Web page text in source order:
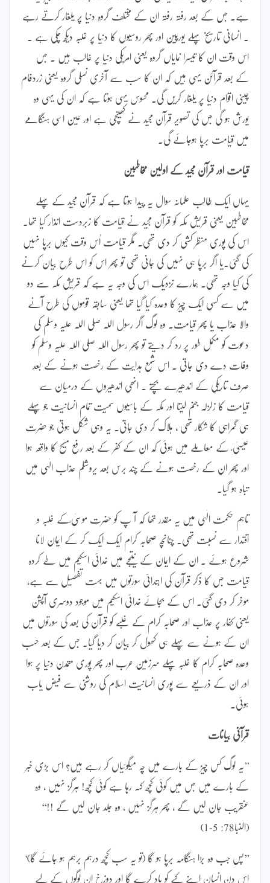
ہے۔ جس کے بعد رفتہ رفتہ ان کے مختلف گروہ دنیا پر یلغار کرتے رہے
۔ انسانی تاریخ پہلے یورپین اور پھر روسیوں کا دنیا پر غلبہ دیکھ چکی ہے ۔
اس وقت ان کا تیسرا نمایاں گروہ یعنی امریکی دنیا پر غالب ہیں ۔ جس
کے بعد قرآئن یہی ہیں کہ ان کا سب سے آخری نسلی گروہ یعنی زردفام
چینی اقوام دنیا پر یلغار کریں گی۔ محسوس یہی ہوتا ہے کہ ان کی یہی وہ
یورش ہو گی جس کی تصویر قرآن مجید نے کھینچی ہے اور عین اسی ہنگامے
میں قیامت برپا ہوجائے گی۔
قیامت اور قرآن مجید کے اولین مخاطبین
یہاں ایک طالب علمانہ سوال یہ پیدا ہوتا ہے کہ قرآن مجید کے پہلے
مخاطبین یعنی قریش مکہ کو قرآن مجید نے قیامت کا زبردست انذار کیا تھا۔
اس کی پوری منظر کشی کر دی تھی۔ مگر قیامت اُس وقت کیوں برپا نہیں
کی گئی۔یا اگر برپا ہی نہیں کی جانی تھی تو پھر اس کو اس طرح بیان کرنے
کی کیا وجہ تھی۔ ہمارے نزدیک اس کی وجہ یہ ہے کہ قریش مکہ سے دو
میں سے کسی ایک چیز کا وعدہ کیا گیا تھا یعنی سابقہ قوموں کی طرح آنے
والا عذاب یا پھر قیامت۔ وہ لوگ اگر رسول اللہ صلی اللہ علیہ وسلم کی
دعوت کو مکمل طور پر رد کر دیتے تو پھر رسول اللہ صلی اللہ علیہ وسلم کو
وفات دے دی جاتی ۔ اس شمع ہدایت کے رخصت ہونے کے بعد
صرف تاریکی کے اندھیرے بچتے ۔ انھی اندھیروں کے درمیان سے
قیامت کا زلزلہ جنم لیتا اور مکہ کے باسیوں سمیت تمام انسانیت جو پہلے
ہی گمراہی کا شکار تھی ، ہلاک کر دی جاتی۔ یہ وہی شکل ہوتی جو حضرت
عیسیٰ ؑ کے معاملے میں ہوئی کہ ان کے کفر کے بعد رفع مسیح کا واقعہ ہوا
اور پھر ان کے رخصت ہونے کے چند برس بعد یروشلم عذاب الٰہی میں
تباہ ہو گیا۔
تاہم حکمت الٰہی میں یہ مقدر تھا کہ آ پ کو حضرت موسیٰ ؑکے غلبہ و
اقتدار سے نسبت تھی۔ چنانچہ صحابہ کرام ایک ایک کر کے ایمان لانا
شروع ہوئے ۔ ان کے ایمان کے نتیجے میں خدائی اسکیم میں طے کردہ
قیامت جس کا ذکر قرآن کی ابتدائی سورتوں میں بہت تفصیل سے ہے،
موخر کر دی گئی۔ اس کے بجائے خدائی اسکیم میں موجود دوسری آپشن
یعنی کفار پر عذاب اور صحابہ کرام کے غلبے کو قرآن کی بعد کی سورتوں میں
ان کے ہونے سے پہلے ہی کھول کر بیان کر دیا گیا۔ جس کے بعد حسب
وعدہ صحابہ کرام کا غلبہ پہلے سرزمین عرب اور پھر پوری متمدن دنیا پر ہوا
اور ان کے ذریعے سے پوری انسانیت اسلام کی روشنی سے فیض یاب
ہوئی۔
قرآنی بیانات
’’یہ لوگ کس چیز کے بارے میں چہ میگوئیاں کر رہے ہیں؟ اس بڑی خبر
کے بارے میں جس میں کوئی کچھ کہہ رہا ہے کوئی کچھ! ہرگز نہیں ، وہ
عنقریب جان لیں گے ، پھر ہرگز نہیں ، وہ جلد جان لیں گے !!‘‘
(النبا78: 5-1)
’’پس جب وہ بڑا ہنگامہ برپا ہو گا (تو یہ سب کچھ درہم برہم ہو جائے گا)‘
اس دن انسان اپنے کیے کو یاد کرے گا اور دوزخ ان لوگوں کے لیے